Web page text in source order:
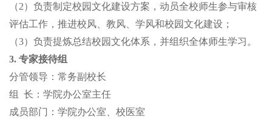
（2）负责制定校园文化建设方案，动员全校师生参与审核
评估工作，推进校风、教风、学风和校园文化建设；
（3）负责提炼总结校园文化体系，并组织全体师生学习。
3. 专家接待组
分管领导：常务副校长
组 长：学院办公室主任
成员部门：学院办公室、校医室